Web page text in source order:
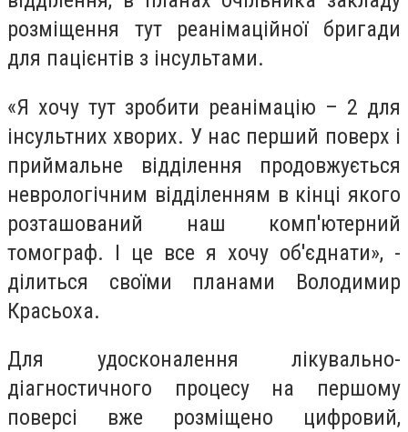
розміщення тут реанімаційної бригади
для пацієнтів з інсультами.
«Я хочу тут зробити реанімацію – 2 для
інсультних хворих. У нас перший поверх і
приймальне відділення продовжується
неврологічним відділенням в кінці якого
розташований наш комп'ютерний
томограф. І це все я хочу об'єднати», -
ділиться своїми планами Володимир
Красьоха.
Для удосконалення лікувально-
діагностичного процесу на першому
поверсі вже розміщено цифровий,